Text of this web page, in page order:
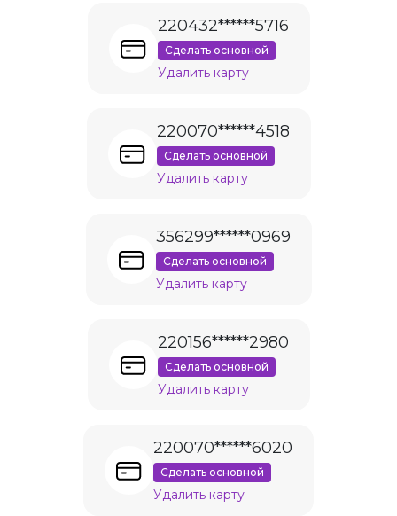
220432******5716
Сделать основной
Удалить карту
220070******4518
Сделать основной
Удалить карту
356299******0969
Сделать основной
Удалить карту
220156******2980
Сделать основной
Удалить карту
220070******6020
Сделать основной
Удалить карту